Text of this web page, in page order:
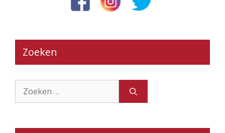
Zoeken
naar: